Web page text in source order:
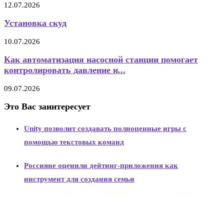
12.07.2026
Установка скуд
10.07.2026
Как автоматизация насосной станции помогает
контролировать давление и...
09.07.2026
Это Вас заинтересует
Unity позволит создавать полноценные игры с
помощью текстовых команд
Россияне оценили дейтинг-приложения как
инструмент для создания семьи